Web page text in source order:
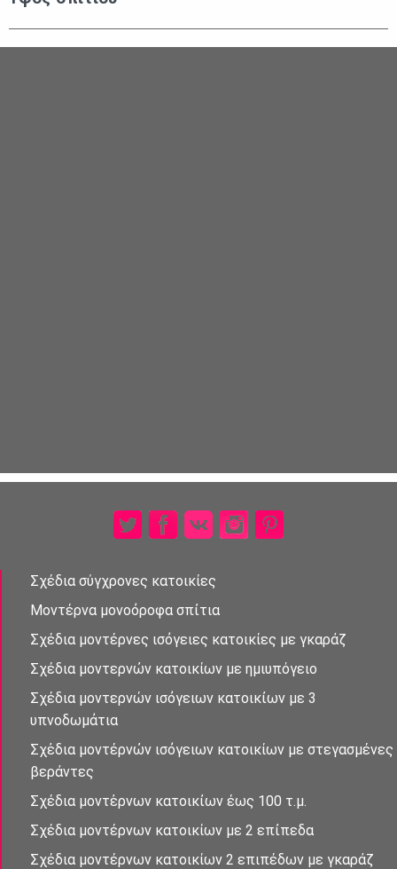
Σχέδια σύγχρονες κατοικίες
Μοντέρνα μονοὀροφα σπἰτια
Σχέδια μοντέρνες ισὀγειες κατοικίες με γκαράζ
Σχέδια μοντερνὠν κατοικίων με ημιυπόγειο
Σχέδια μοντερνών ισὀγειων κατοικἰων με 3
υπνοδωμἀτια
Σχἐδια μοντέρνὠν ισὀγειων κατοικίων με στεγασμένες
βεράντες
Σχέδια μοντἐρνων κατοικἰων έως 100 τ.μ.
Σχέδια μοντέρνων κατοικίων με 2 επἰπεδα
Σχέδια μοντέρνων κατοικίων 2 επιπέδων με γκαράζ